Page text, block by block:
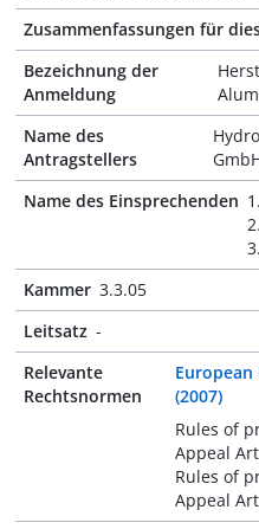
Zusammenfassungen für
Bezeichnung der
Anmeldung
Name des
Antragstellers
Name des Einsprechenden
Kammer 3.3.05
Leitsatz -
Relevante
Rechtsnormen
(2007)
Rules of
Appeal
Rules of
Appeal